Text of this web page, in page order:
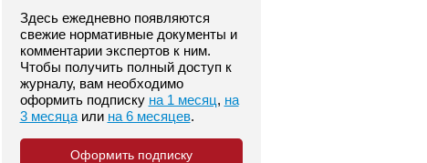
Суд
фонд
Здесь ежедневно появляются
свежие нормативные документы и
комментарии экспертов к ним.
Чтобы получить полный доступ к
журналу, вам необходимо
оформить подписку на 1 месяц, на
3 месяцаили на 6 месяцев.
Оформить подписку